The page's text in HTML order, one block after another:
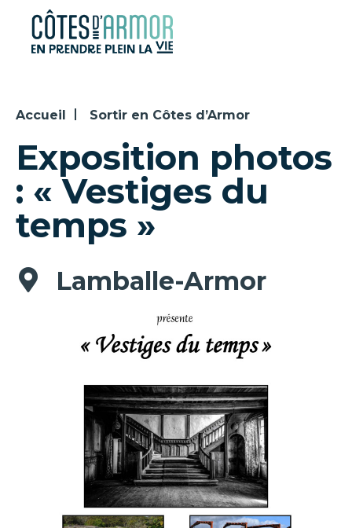
Panneau de gestion des cookies
Accueil Sortir en Côtes d’Armor
Exposition photos
: « Vestiges du
temps »
Lamballe-Armor